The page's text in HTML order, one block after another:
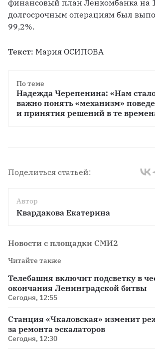
финансовый план Ленкомбанка на
долгосрочным операциям был
99,2%.
Текст: Мария ОСИПОВА
По теме
Надежда Черепенина: «Нам
важно понять «механизм»
и принятия решений в те
Поделиться статьей:
Автор
Квардакова Екатерина
Новости с площадки СМИ2
Читайте также
Телебашня включит подсветку в
окончания Ленинградской битвы
Сегодня, 12:55
Станция «Чкаловская» изменит
за ремонта эскалаторов
Сегодня, 12:30